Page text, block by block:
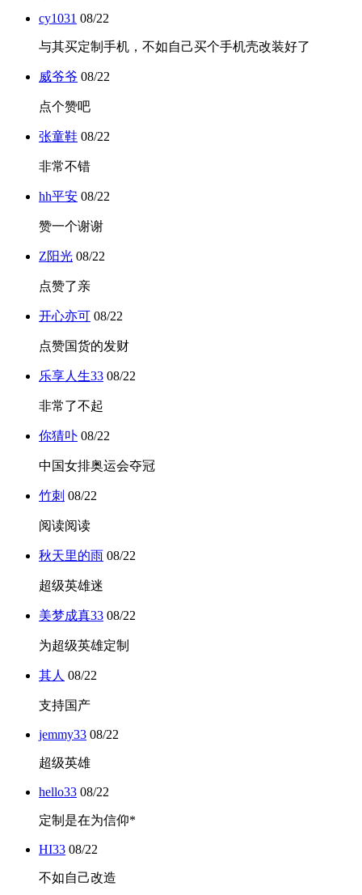
cy1031 08/22
与其买定制手机，不如自己买个手机壳改装好了
威爷爷 08/22
点个赞吧
张童鞋 08/22
非常不错
hh平安 08/22
赞一个谢谢
Z阳光 08/22
点赞了亲
开心亦可 08/22
点赞国货的发财
乐享人生33 08/22
非常了不起
你猜卟 08/22
中国女排奥运会夺冠
竹刺 08/22
阅读阅读
秋天里的雨 08/22
超级英雄迷
美梦成真33 08/22
为超级英雄定制
其人 08/22
支持国产
jemmy33 08/22
超级英雄
hello33 08/22
定制是在为信仰*
HI33 08/22
不如自己改造